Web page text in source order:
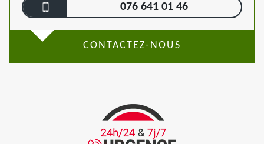
076 641 01 46
CONTACTEZ-NOUS